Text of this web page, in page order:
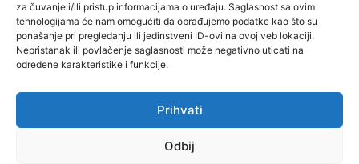
za čuvanje i/ili pristup informacijama o uređaju. Saglasnost sa ovim
tehnologijama će nam omogućiti da obrađujemo podatke kao što su
ponašanje pri pregledanju ili jedinstveni ID-ovi na ovoj veb lokaciji.
Nepristanak ili povlačenje saglasnosti može negativno uticati na
određene karakteristike i funkcije.
Prihvati
Odbij